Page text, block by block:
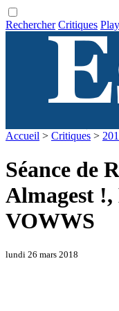
Rechercher Critiques
Accueil > Critiques >
Séance de
Almagest
VOWWS
lundi 26 mars 2018